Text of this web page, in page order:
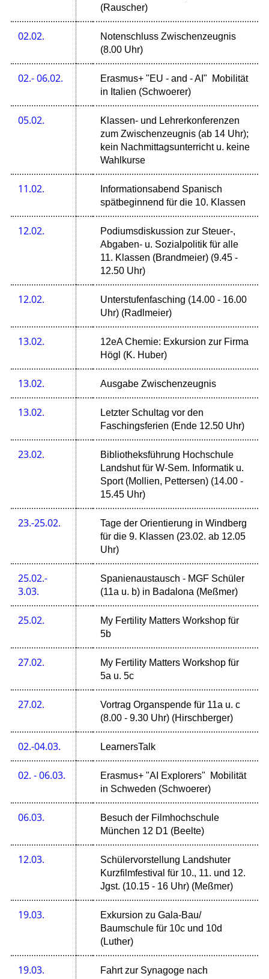
(Rauscher)
02.02.
Notenschluss Zwischenzeugnis
(8.00 Uhr)
02.- 06.02.
Erasmus+ "EU - and - AI" Mobilität
in Italien (Schwoerer)
05.02.
Klassen- und Lehrerkonferenzen
zum Zwischenzeugnis (ab 14 Uhr);
kein Nachmittagsunterricht u. keine
Wahlkurse
11.02.
Informationsabend Spanisch
spätbeginnend für die 10. Klassen
12.02.
Podiumsdiskussion zur Steuer-,
Abgaben- u. Sozialpolitik für alle
11. Klassen (Brandmeier) (9.45 -
12.50 Uhr)
12.02.
Unterstufenfasching (14.00 - 16.00
Uhr) (Radlmeier)
13.02.
12eA Chemie: Exkursion zur Firma
Högl (K. Huber)
13.02. Ausgabe Zwischenzeugnis
13.02.
Letzter Schultag vor den
Faschingsferien (Ende 12.50 Uhr)
23.02.
Bibliotheksführung Hochschule
Landshut für W-Sem. Informatik u.
Sport (Mollien, Pettersen) (14.00 -
15.45 Uhr)
23.-25.02.
Tage der Orientierung in Windberg
für die 9. Klassen (23.02. ab 12.05
Uhr)
25.02.-
3.03.
Spanienaustausch - MGF Schüler
(11a u. b) in Badalona (Meßmer)
25.02.
My Fertility Matters Workshop für
5b
27.02.
My Fertility Matters Workshop für
5a u. 5c
27.02.
Vortrag Organspende für 11a u. c
(8.00 - 9.30 Uhr) (Hirschberger)
02.-04.03. LearnersTalk
02. - 06.03.
Erasmus+ "AI Explorers" Mobilität
in Schweden (Schwoerer)
06.03.
Besuch der Filmhochschule
München 12 D1 (Beelte)
12.03.
Schülervorstellung Landshuter
Kurzfilmfestival für 10., 11. und 12.
Jgst. (10.15 - 16 Uhr) (Meßmer)
19.03.
Exkursion zu Gala-Bau/
Baumschule für 10c und 10d
(Luther)
19.03.
Fahrt zur Synagoge nach